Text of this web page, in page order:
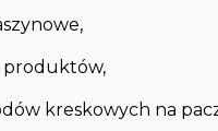
produktów,
kreskowych na